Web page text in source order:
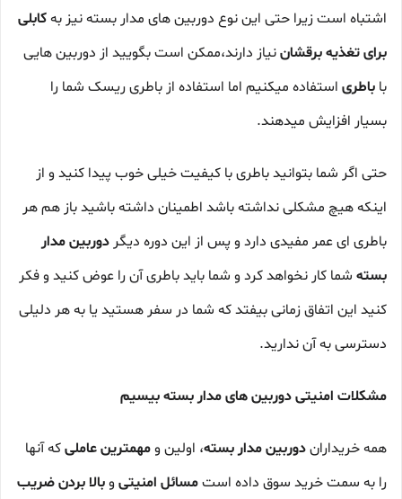
اشتباه است زیرا حتی این نوع دوربین های مدار بسته نیز بهکابلی
برای تغذیه برقشاننیاز دارند،ممکن است بگویید از دوربین هایی
با باطری استفاده میکنیم اما استفاده از باطری ریسک شما را
بسیار افزایش میدهند.
حتی اگر شما بتوانید باطری با کیفیت خیلی خوب پیدا کنید و از
اینکه هیچ مشکلی نداشته باشد اطمینان داشته باشید باز هم هر
باطری ای عمر مفیدی دارد و پس از این دوره دیگردوربین مدار
بسته شما کار نخواهد کرد و شما باید باطری آن را عوض کنید و فکر
کنید این اتفاق زمانی بیفتد که شما در سفر هستید یا به هر دلیلی
دسترسی به آن ندارید.
مشکلات امنیتی دوربین های مدار بسته بیسیم
همه خریداراندوربین مدار بسته، اولین ومهمترین عاملیکه آنها
را به سمت خرید سوق داده استمسائل امنیتی وبالا بردن ضریب